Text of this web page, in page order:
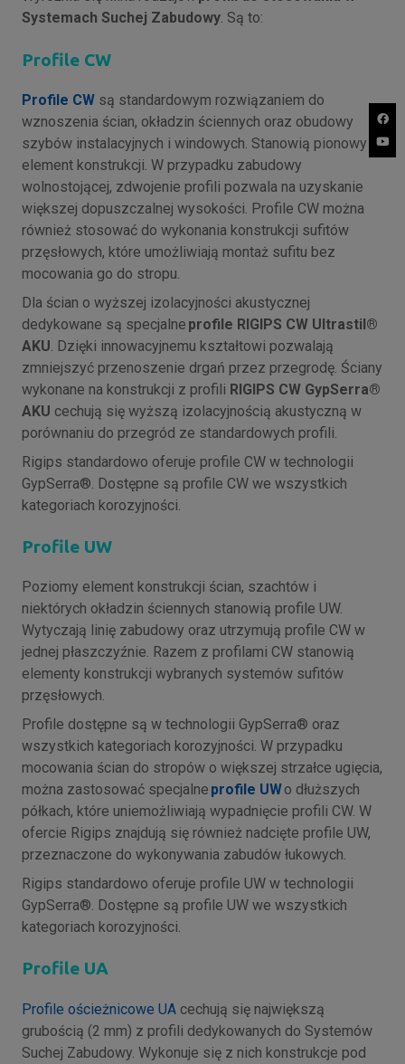
Systemach Suchej Zabudowy. Są to:
Profile CW
Profile CW są standardowym rozwiązaniem do
wznoszenia ścian, okładzin ściennych oraz obudowy
szybów instalacyjnych i windowych. Stanowią pionowy
element konstrukcji. W przypadku zabudowy
wolnostojącej, zdwojenie profili pozwala na uzyskanie
większej dopuszczalnej wysokości. Profile CW można
również stosować do wykonania konstrukcji sufitów
przęsłowych, które umożliwiają montaż sufitu bez
mocowania go do stropu.
Dla ścian o wyższej izolacyjności akustycznej
dedykowane są specjalne profile RIGIPS CW Ultrastil®
AKU . Dzięki innowacyjnemu kształtowi pozwalają
zmniejszyć przenoszenie drgań przez przegrodę. Ściany
wykonane na konstrukcji z profili RIGIPS CW GypSerra®
AKU cechują się wyższą izolacyjnością akustyczną w
porównaniu do przegród ze standardowych profili.
Rigips standardowo oferuje profile CW w technologii
GypSerra®. Dostępne są profile CW we wszystkich
kategoriach korozyjności.
Profile UW
Poziomy element konstrukcji ścian, szachtów i
niektórych okładzin ściennych stanowią profile UW.
Wytyczają linię zabudowy oraz utrzymują profile CW w
jednej płaszczyźnie. Razem z profilami CW stanowią
elementy konstrukcji wybranych systemów sufitów
przęsłowych.
Profile dostępne są w technologii GypSerra® oraz
wszystkich kategoriach korozyjności. W przypadku
mocowania ścian do stropów o większej strzałce ugięcia,
można zastosować specjalne profile UWo dłuższych
półkach, które uniemożliwiają wypadnięcie profili CW. W
ofercie Rigips znajdują się również nadcięte profile UW,
przeznaczone do wykonywania zabudów łukowych.
Rigips standardowo oferuje profile UW w technologii
GypSerra®. Dostępne są profile UW we wszystkich
kategoriach korozyjności.
Profile UA
Profile ościeżnicowe UA cechują się największą
grubością (2 mm) z profili dedykowanych do Systemów
Suchej Zabudowy. Wykonuje się z nich konstrukcje pod